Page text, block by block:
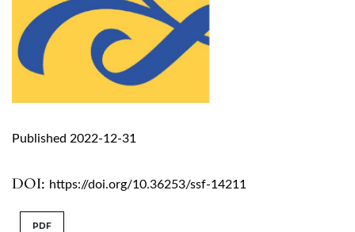
DOI: https://doi.org/10.36253/ssf-14211
Published 2022-12-31
PDF